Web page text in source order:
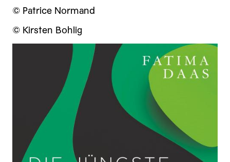
© Patrice Normand
© Kirsten Bohlig